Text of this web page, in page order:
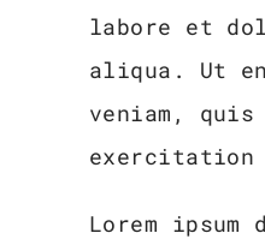
labore et
aliqua. Ut
veniam, quis
exercitation
Lorem